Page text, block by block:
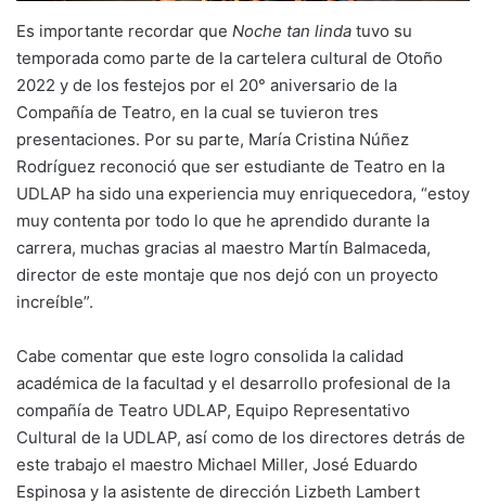
Es importante recordar que Noche tan linda tuvo su
temporada como parte de la cartelera cultural de Otoño
2022 y de los festejos por el 20° aniversario de la
Compañía de Teatro, en la cual se tuvieron tres
presentaciones. Por su parte, María Cristina Núñez
Rodríguez reconoció que ser estudiante de Teatro en la
UDLAP ha sido una experiencia muy enriquecedora, “estoy
muy contenta por todo lo que he aprendido durante la
carrera, muchas gracias al maestro Martín Balmaceda,
director de este montaje que nos dejó con un proyecto
increíble”.
Cabe comentar que este logro consolida la calidad
académica de la facultad y el desarrollo profesional de la
compañía de Teatro UDLAP, Equipo Representativo
Cultural de la UDLAP, así como de los directores detrás de
este trabajo el maestro Michael Miller, José Eduardo
Espinosa y la asistente de dirección Lizbeth Lambert